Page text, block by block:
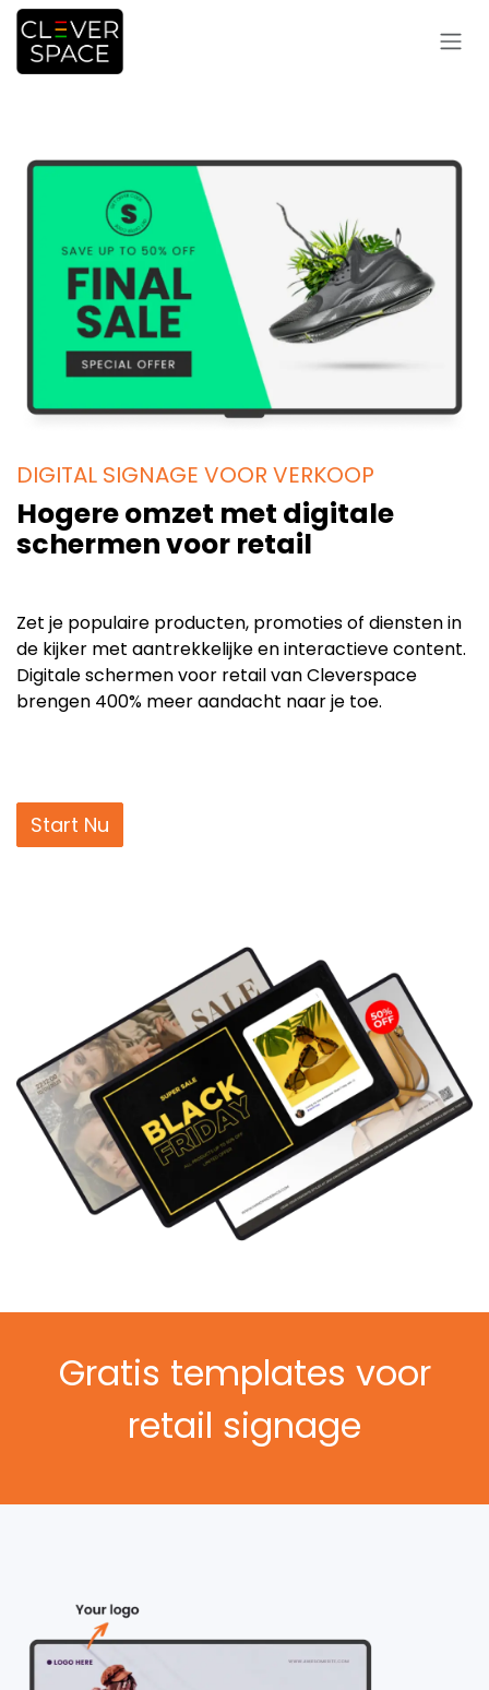
Overslaan naar inhoud
DIGITAL SIGNAGE VOOR VERKOOP
Hogere omzet met digitale
schermen voor retail
Zet je populaire producten, promoties of diensten in
de kijker met aantrekkelijke en interactieve content.
Digitale schermen voor retail van Cleverspace
brengen 400% meer aandacht naar je toe.
Start Nu
Gratis templates voor
retail signage